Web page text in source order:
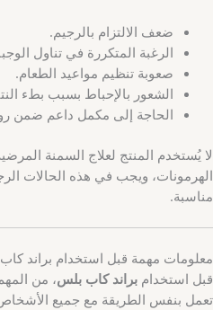
ضعف الالتزام بالرجيم.
الرغبة المتكررة في تناول
صعوبة تنظيم مواعيد الطعام.
الشعور بالإحباط بسبب بطء
الحاجة إلى مكمل داعم ضمن
لا يُستخدم المنتج لعلاج السمنة
الهرمونات، ويجب في هذه الحالات
مناسبة.
معلومات مهمة قبل استخدام براند
قبل استخدام براند كاب بلس، من
تعمل بنفس الطريقة مع جميع